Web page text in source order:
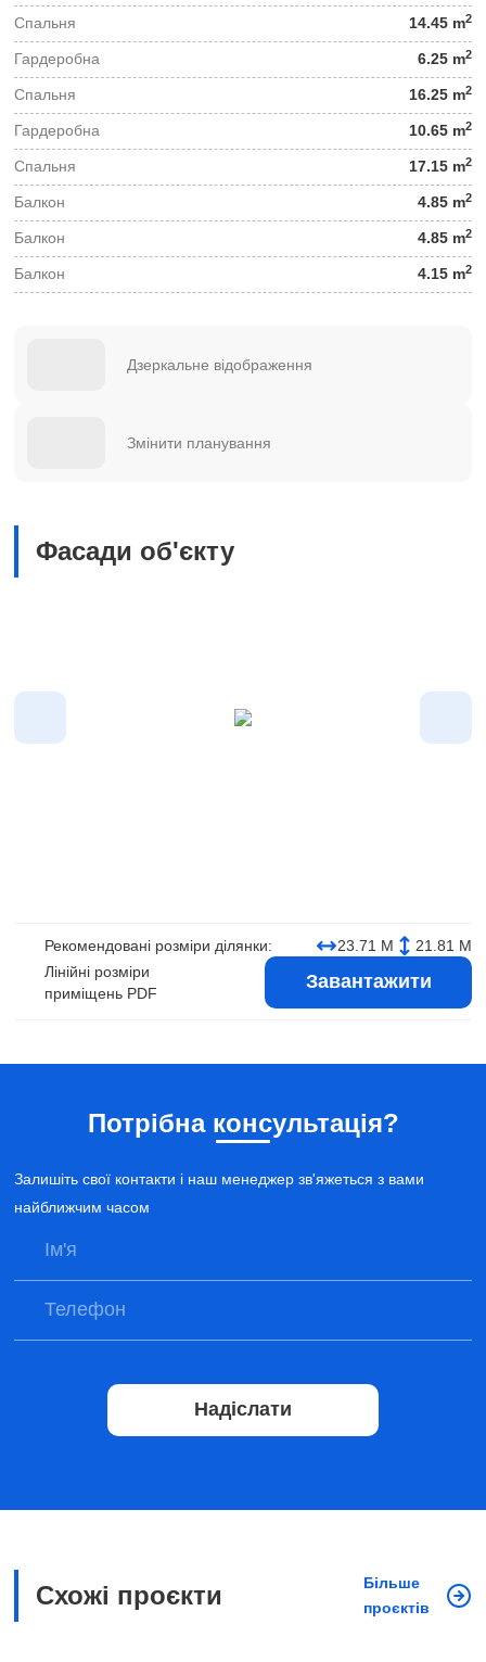
Спальня 14.45 m2
Гардеробна 6.25 m2
Спальня 16.25 m2
Гардеробна 10.65 m2
Спальня 17.15 m2
Балкон 4.85 m2
Балкон 4.85 m2
Балкон 4.15 m2
Дзеркальне відображення
Змінити планування
Фасади об'єкту
Рекомендовані розміри ділянки: 23.71 М
21.81 М
Лінійні розміри
приміщень PDF
Завантажити
Потрібна консультація?
Залишіть свої контакти і наш менеджер зв'яжеться з вами
найближчим часом
Надіслати
Схожі проєкти
Більше
проєктів